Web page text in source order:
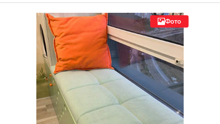
Фото